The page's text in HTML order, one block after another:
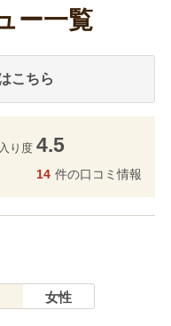
ー一覧
こちら
り度 4.5
14 件の口コミ情報
女性